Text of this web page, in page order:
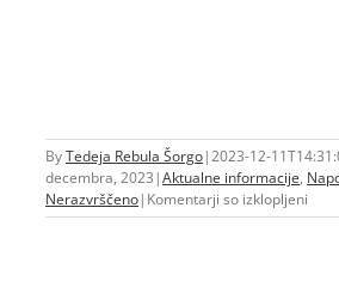
ByTedeja Rebula Šorgo|2023-12-
decembra, 2023 |Aktualne informacije,
Nerazvrščeno| Komentarji so izklopljeni